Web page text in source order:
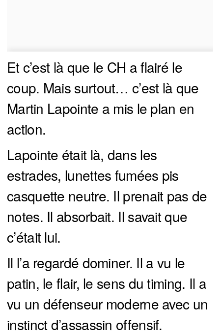
Et c’est là que le CH a flairé le
coup. Mais surtout… c’est là que
Martin Lapointe a mis le plan en
action.
Lapointe était là, dans les
estrades, lunettes fumées pis
casquette neutre. Il prenait pas de
notes. Il absorbait. Il savait que
c’était lui.
Il l’a regardé dominer. Il a vu le
patin, le flair, le sens du timing. Il a
vu un défenseur moderne avec un
instinct d’assassin offensif.